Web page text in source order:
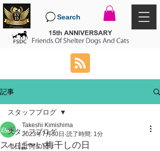
Search
記事
スタッフブログ
今日は何の日
スタッフブログ
スッぱ〜い梅干しの日
Takeshi Kimishima
2023年7月30日 読了時間: 1分